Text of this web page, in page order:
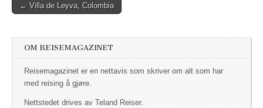
Post navigation
← Villa de Leyva, Colombia
OM REISEMAGAZINET
Reisemagazinet er en nettavis som skriver om alt som har
med reising å gjøre.
Nettstedet drives av Teland Reiser.